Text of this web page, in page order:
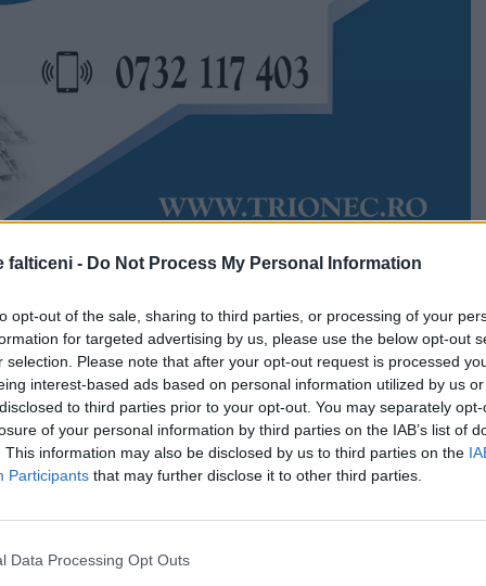
falticeni - Do Not Process My Personal Information
opt-out of the sale, sharing to third parties, or processing of your
for targeted advertising by us, please use the below opt-out
selection. Please note that after your opt-out request is processed
interest-based ads based on personal information utilized by us
to third parties prior to your opt-out. You may separately
of your personal information by third parties on the IAB’s list of
This information may also be disclosed by us to third parties on the
Participants that may further disclose it to other third parties.
Data Processing Opt Outs
Accesări:
se dezbat teme importante pentru lumea de azi
„Vasile Lovinescu” va găzdui două conferințe
subiecte de ecologie și teledetecție, ambele având ca
durabilă. Profesorul și cercetătorul francez
revine la Fălticeni pentru a se întâlni cu elevii și
mari unități de învățământ de la nivel local, din
o atitudine ecologică pozitivă.
este programată pe 22 martie și se intitulează „Apa,